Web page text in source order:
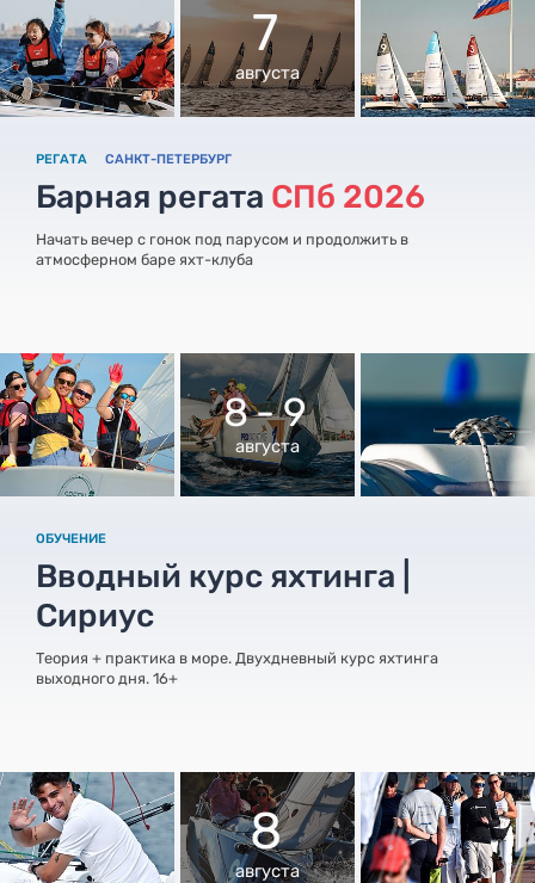
7
августа
РЕГАТА САНКТ-ПЕТЕРБУРГ
Барная регата СПб 2026
Начать вечер с гонок под парусом и продолжить в
атмосферном баре яхт-клуба
8 - 9
августа
ОБУЧЕНИЕ
Вводный курс яхтинга |
Сириус
Теория + практика в море. Двухдневный курс яхтинга
выходного дня. 16+
8
августа